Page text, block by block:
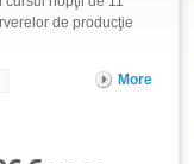
de producţie
More